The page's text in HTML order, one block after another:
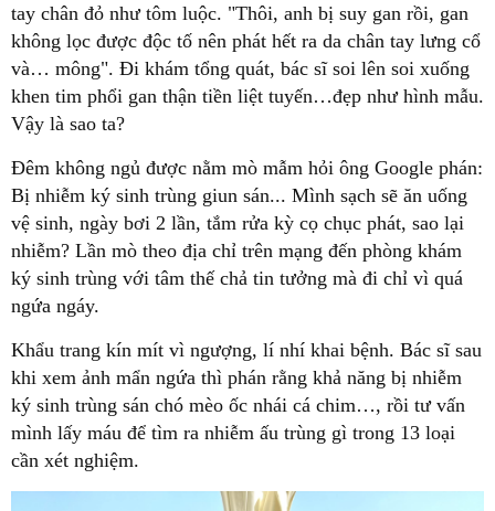
tay chân đỏ như tôm luộc. "Thôi, anh bị suy gan rồi, gan
không lọc được độc tố nên phát hết ra da chân tay lưng cổ
và… mông". Đi khám tổng quát, bác sĩ soi lên soi xuống
khen tim phổi gan thận tiền liệt tuyến…đẹp như hình mẫu.
Vậy là sao ta?
Đêm không ngủ được nằm mò mẫm hỏi ông Google phán:
Bị nhiễm ký sinh trùng giun sán... Mình sạch sẽ ăn uống
vệ sinh, ngày bơi 2 lần, tắm rửa kỳ cọ chục phát, sao lại
nhiễm? Lần mò theo địa chỉ trên mạng đến phòng khám
ký sinh trùng với tâm thế chả tin tưởng mà đi chỉ vì quá
ngứa ngáy.
Khẩu trang kín mít vì ngượng, lí nhí khai bệnh. Bác sĩ sau
khi xem ảnh mẩn ngứa thì phán rằng khả năng bị nhiễm
ký sinh trùng sán chó mèo ốc nhái cá chim…, rồi tư vấn
mình lấy máu để tìm ra nhiễm ấu trùng gì trong 13 loại
cần xét nghiệm.